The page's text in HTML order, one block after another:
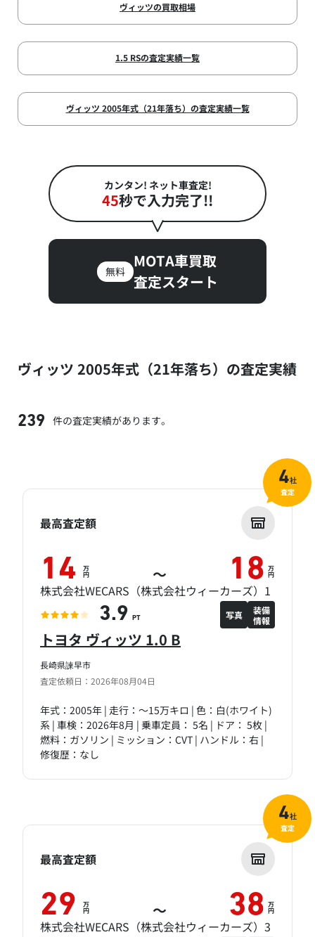
ヴィッツの買取相場
1.5 RSの査定実績一覧
ヴィッツ 2005年式（21年落ち）の査定実績一覧
カンタン! ネット車査定!
45秒で入力完了!!
無料
MOTA車買取
査定スタート
ヴィッツ 2005年式（21年落ち）の査定実績
239 件の査定実績があります。
長崎県諫早市
査定依頼日：2026年08月04日
トヨタ ヴィッツ 1.0 B
年式：2005年 | 走行：～15万キロ | 色：白(ホワイト)
系 | 車検：2026年8月 | 乗車定員： 5名 | ドア： 5枚 |
燃料：ガソリン | ミッション：CVT | ハンドル：右 |
修復歴：なし
最高査定額
14 万
円 ～ 18 万
円
株式会社WECARS（株式会社ウィーカーズ）1
3.9 PT 写真
装備
情報
4社
査定
最高査定額
29 万
円 ～ 38 万
円
株式会社WECARS（株式会社ウィーカーズ）3
4社
査定